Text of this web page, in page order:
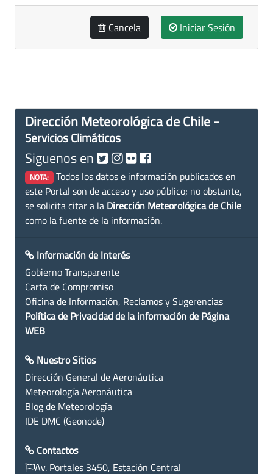
Cancela Iniciar Sesión
Dirección Meteorológica de Chile -
Servicios Climáticos
Siguenos en
NOTA: Todos los datos e información publicados en
este Portal son de acceso y uso público; no obstante,
se solicita citar a la Dirección Meteorológica de Chile
como la fuente de la información.
Información de Interés
Gobierno Transparente
Carta de Compromiso
Oficina de Información, Reclamos y Sugerencias
Política de Privacidad de la información de Página
WEB
Nuestro Sitios
Dirección General de Aeronáutica
Meteorología Aeronáutica
Blog de Meteorología
IDE DMC (Geonode)
Contactos
Av. Portales 3450, Estación Central